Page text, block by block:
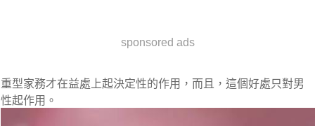
sponsored ads
重型家務才在益處上起決定性的作用，而且，這個好處只對男
性起作用。